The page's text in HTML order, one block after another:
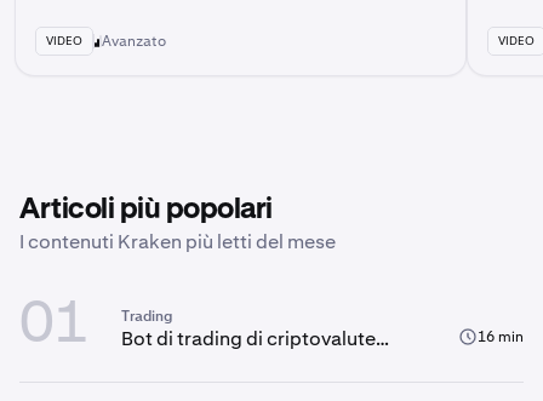
VIDEO Avanzato VIDEO
Articoli più popolari
I contenuti Kraken più letti del mese
01 Trading
Bot di trading di criptovalute
16 min